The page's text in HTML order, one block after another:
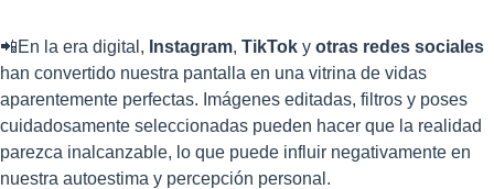
📲En la era digital, Instagram, TikTok y otras redes sociales
han convertido nuestra pantalla en una vitrina de vidas
aparentemente perfectas. Imágenes editadas, filtros y poses
cuidadosamente seleccionadas pueden hacer que la realidad
parezca inalcanzable, lo que puede influir negativamente en
nuestra autoestima y percepción personal.